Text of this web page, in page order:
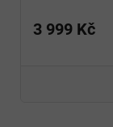
3 999 Kč